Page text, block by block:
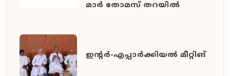
മാർ തോമസ് തറയിൽ
ഇൻ്റർ-എപ്പാർക്കിയൽ മീറ്റിങ്